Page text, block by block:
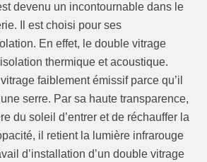
devenu un incontournable dans le
Il est choisi pour ses
En effet, le double vitrage
thermique et acoustique.
faiblement émissif parce qu’il
serre. Par sa haute transparence,
du soleil d’entrer et de réchauffer la
il retient la lumière infrarouge
d’installation d’un double vitrage